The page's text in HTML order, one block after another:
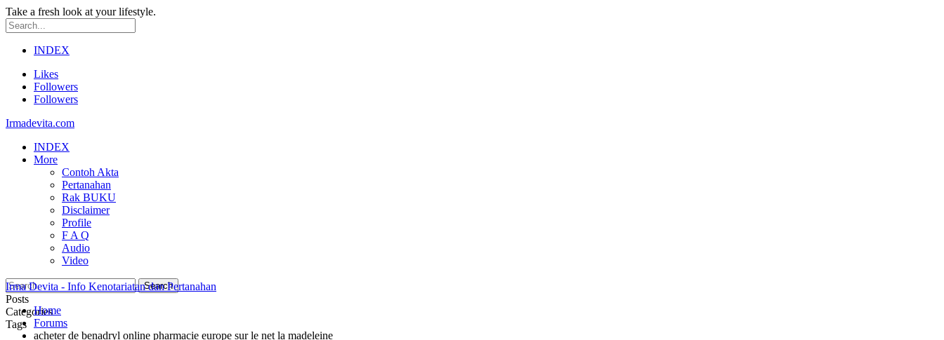
Take a fresh look at your lifestyle.
INDEX
Likes
Followers
Followers
Irmadevita.com
INDEX
More
Contoh Akta
Pertanahan
Rak BUKU
Disclaimer
Profile
F A Q
Audio
Video
Posts
Categories
Tags
Irma Devita - Info Kenotariatan dan Pertanahan
Home
Forums
acheter de benadryl online pharmacie europe sur le net la madeleine